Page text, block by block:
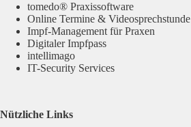
tomedo® Praxissoftware
Online Termine & Videosprechstunde
Impf-Management für Praxen
Digitaler Impfpass
intellimago
IT-Security Services
Nützliche Links